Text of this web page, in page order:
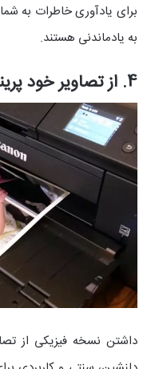
برای یادآوری خاطرات به
به یادماندنی هستند.
4. از تصاویر خود پرینت بگیرید
داشتن نسخه فیزیکی از